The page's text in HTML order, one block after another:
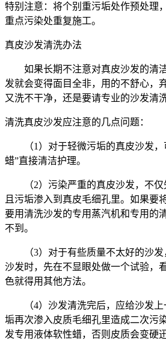
特别注意：将个别重污垢处作预处理
重点污染处重复施工。
真皮沙发清洗办法
如果长期不注意对真皮沙发的清
发就会变得面目全非，用的不舒心，
又洗不干净，还是要请专业的沙发清
清洗真皮沙发应注意的几点问题：
（1）对于轻微污垢的真皮沙发，
蜡”直接清洁护理。
（2）污染严重的真皮沙发，不仅
且污垢渗入到真皮毛细孔里。如果要
要用清洗沙发的专用蒸汽机和专用的
不到。
（3）对于有些质量不太好的沙发
沙发时，先在不显眼处做一个试验，
色就得用其他方法。
（4）沙发清洗完后，应给沙发上
垢再次渗入皮质毛细孔里造成二次污
发专用液体软性蜡，否则皮质会变硬